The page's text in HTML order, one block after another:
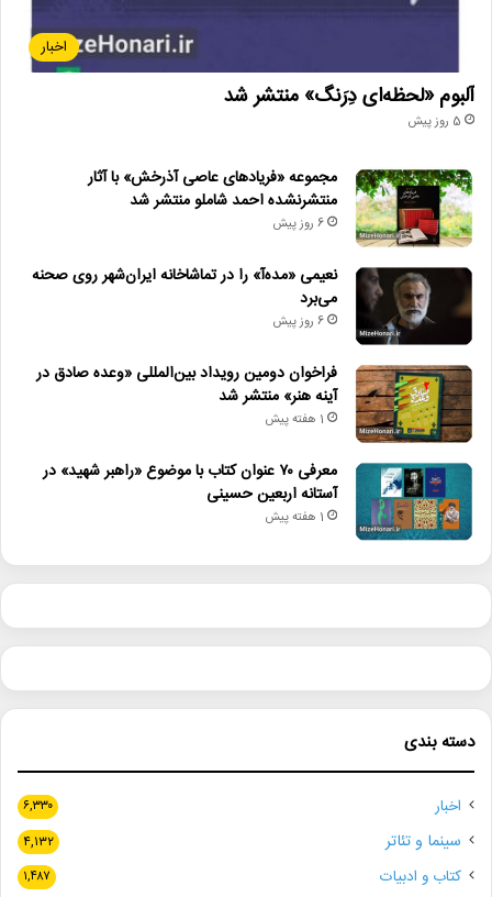
اخبار
آلبوم «لحظه‌ای دِرَنگ» منتشر شد
5 روز پیش
مجموعه «فریادهای عاصی آذرخش» با آثار
منتشرنشده احمد شاملو منتشر شد
6 روز پیش
نعیمی «مده‌آ» را در تماشاخانه ایران‌شهر روی صحنه
می‌برد
6 روز پیش
فراخوان دومین رویداد بین‌المللی «وعده صادق در
آینه هنر» منتشر شد
1 هفته پیش
معرفی ۷۰ عنوان کتاب با موضوع «راهبر شهید» در
آستانه اربعین حسینی
1 هفته پیش
دسته بندی
اخبار ۶,۳۳۰
سینما و تئاتر ۴,۱۳۲
کتاب و ادبیات ۱,۴۸۷